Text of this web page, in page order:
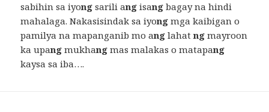
sabihin sa iyong sarili ang isang bagay na hindi
mahalaga. Nakasisindak sa iyong mga kaibigan o
pamilya na mapanganib mo ang lahatng mayroon
ka upang mukhang mas malakas o matapang
kaysa sa iba….